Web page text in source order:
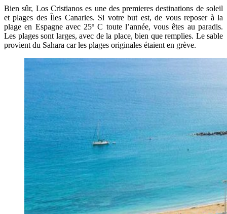
Bien sûr, Los Cristianos es une des premieres destinations de soleil
et plages des Îles Canaries. Si votre but est, de vous reposer à la
plage en Espagne avec 25º C toute l’année, vous êtes au paradis.
Les plages sont larges, avec de la place, bien que remplies. Le sable
provient du Sahara car les plages originales étaient en grève.